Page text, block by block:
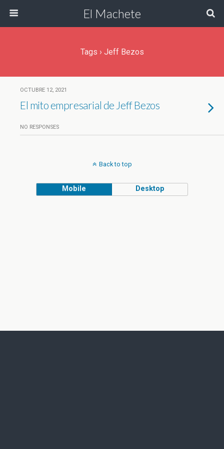
El Machete
Tags › Jeff Bezos
OCTUBRE 12, 2021
El mito empresarial de Jeff Bezos
NO RESPONSES
Back to top
Mobile Desktop